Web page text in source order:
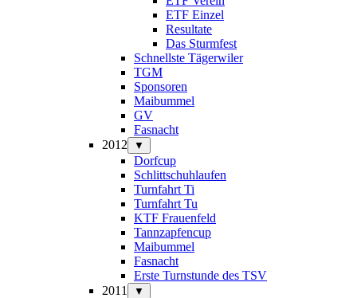
ETF Einzel
Resultate
Das Sturmfest
Schnellste Tägerwiler
TGM
Sponsoren
Maibummel
GV
Fasnacht
2012
▼
Dorfcup
Schlittschuhlaufen
Turnfahrt Ti
Turnfahrt Tu
KTF Frauenfeld
Tannzapfencup
Maibummel
Fasnacht
Erste Turnstunde des TSV
2011
▼